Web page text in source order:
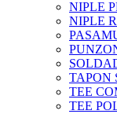
NIPLE
NIPLE
TAPON
TEE
TEE